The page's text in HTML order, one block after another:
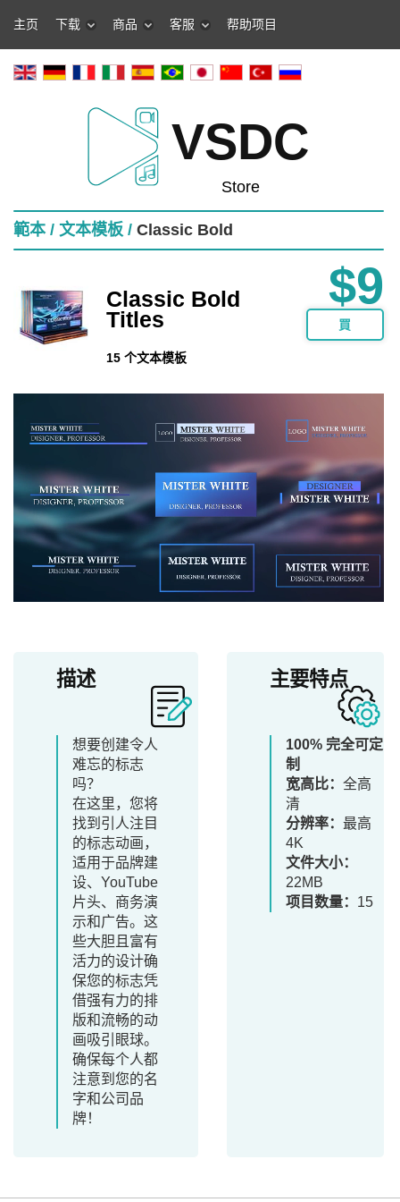
主页 下载 商品 客服 帮助项目
VSDC
Store
範本 / 文本模板 / Classic Bold
Classic Bold
Titles
15 个文本模板
$9
買
描述
想要创建令人
难忘的标志
吗？
在这里，您将
找到引人注目
的标志动画，
适用于品牌建
设、YouTube
片头、商务演
示和广告。这
些大胆且富有
活力的设计确
保您的标志凭
借强有力的排
版和流畅的动
画吸引眼球。
确保每个人都
注意到您的名
字和公司品
牌！
主要特点
100% 完全可定
制
宽高比：全高
清
分辨率：最高
4K
文件大小：
22MB
项目数量： 15